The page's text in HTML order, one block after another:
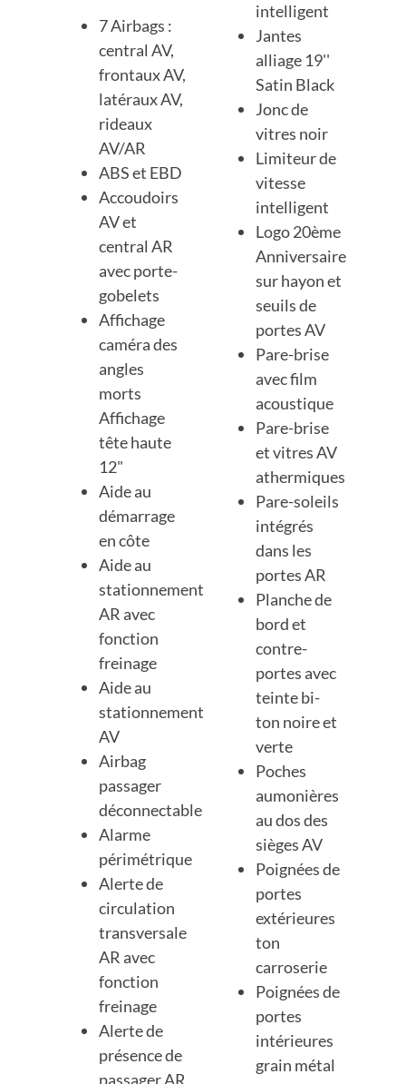
7 Airbags :
central AV,
frontaux AV,
latéraux AV,
rideaux
AV/AR
ABS et EBD
Accoudoirs
AV et
central AR
avec porte-
gobelets
Affichage
caméra des
angles
morts
Affichage
tête haute
12"
Aide au
démarrage
en côte
Aide au
stationnement
AR avec
fonction
freinage
Aide au
stationnement
AV
Airbag
passager
déconnectable
Alarme
périmétrique
Alerte de
circulation
transversale
AR avec
fonction
freinage
Alerte de
présence de
passager AR
intelligent
Jantes
alliage 19''
Satin Black
Jonc de
vitres noir
Limiteur de
vitesse
intelligent
Logo 20ème
Anniversaire
sur hayon et
seuils de
portes AV
Pare-brise
avec film
acoustique
Pare-brise
et vitres AV
athermiques
Pare-soleils
intégrés
dans les
portes AR
Planche de
bord et
contre-
portes avec
teinte bi-
ton noire et
verte
Poches
aumonières
au dos des
sièges AV
Poignées de
portes
extérieures
ton
carroserie
Poignées de
portes
intérieures
grain métal